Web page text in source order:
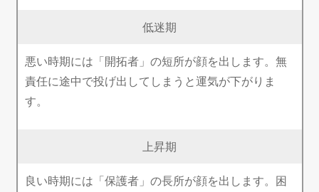
低迷期
悪い時期には「開拓者」の短所が顔を出します。無
責任に途中で投げ出してしまうと運気が下がりま
す。
上昇期
良い時期には「保護者」の長所が顔を出します。困